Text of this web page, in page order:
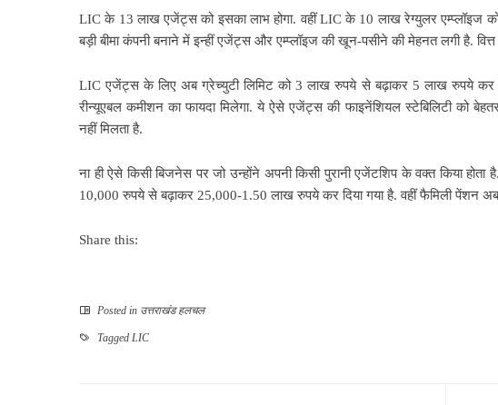
LIC के 13 लाख एजेंट्स को इसका लाभ होगा. वहीं LIC के 10 लाख रेग्युलर
बड़ी बीमा कंपनी बनाने में इन्हीं एजेंट्स और एम्प्लॉइज की खून-पसीने की मेहनत लगी है.
LIC एजेंट्स के लिए अब ग्रेच्युटी लिमिट को 3 लाख रुपये से बढ़ाकर 5 लाख रुपये कर
रीन्यूएबल कमीशन का फायदा मिलेगा. ये ऐसे एजेंट्स की फाइनेंशियल स्टेबिलिटी को
नहीं मिलता है.
ना ही ऐसे किसी बिजनेस पर जो उन्होंने अपनी किसी पुरानी एजेंटशिप के वक्त किया
10,000 रुपये से बढ़ाकर 25,000-1.50 लाख रुपये कर दिया गया है. वहीं फैमिली पेंशन
Share this:
Posted in उत्तराखंड हलचल
Tagged LIC